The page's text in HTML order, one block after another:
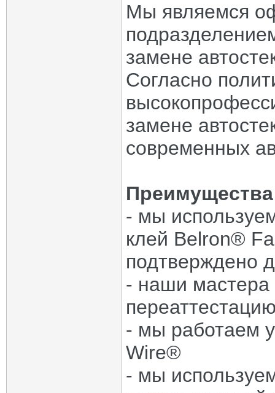
Мы являемся
замене
Согласно
замене
современных
- мы
клей Belron®
подтверждено
- наши мастера
- мы работаем
Wire®
- мы